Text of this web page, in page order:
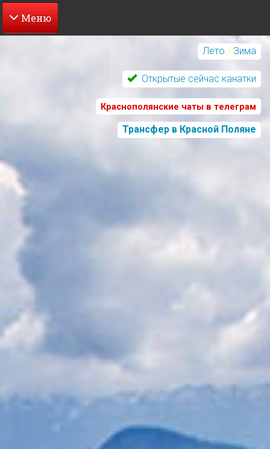
Перейти
Лето / Зима
Открытые сейчас канатки
Краснополянские чаты в телеграм
Трансфер в Красной Поляне